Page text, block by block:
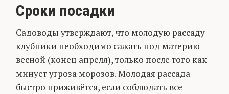
Сроки посадки
Садоводы утверждают, что молодую рассаду
клубники необходимо сажать под материю
весной (конец апреля), только после того как
минует угроза морозов. Молодая рассада
быстро приживётся, если соблюдать все